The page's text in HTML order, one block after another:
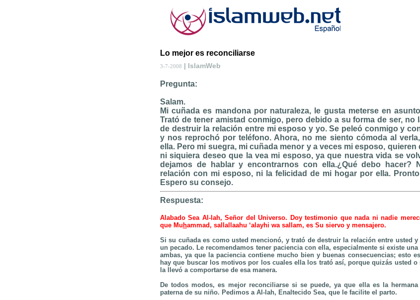
Lo mejor es reconciliarse
3-7-2008 | IslamWeb
Pregunta:
Salam.
Mi cuñada es mandona por naturaleza, le gusta meterse en
Trató de tener amistad conmigo, pero debido a su forma de ser, no
de destruir la relación entre mi esposo y yo. Se peleó conmigo y
y nos reprochó por teléfono. Ahora, no me siento cómoda al
ella. Pero mi suegra, mi cuñada menor y a veces mi esposo,
ni siquiera deseo que la vea mi esposo, ya que nuestra vida se
dejamos de hablar y encontrarnos con ella.¿Qué debo hacer?
relación con mi esposo, ni la felicidad de mi hogar por ella.
Espero su consejo.
Respuesta:
Alabado Sea Al-lah, Señor del Universo. Doy testimonio que nada ni nadie
que Mu hammad, sallallaahu ‘alayhi wa sallam, es Su siervo y mensajero.
Si su cuñada es como usted mencionó, y trató de destruir la relación entre usted
un pecado. Le recomendamos tener paciencia con ella, especialmente si existe
ambas, ya que la paciencia contiene mucho bien y buenas consecuencias; esto
hay que buscar los motivos por los cuales ella los trató así, porque quizás usted
la llevó a comportarse de esa manera.
De todos modos, es mejor reconciliarse si se puede, ya que ella es la
paterna de su niño. Pedimos a Al-lah, Enaltecido Sea, que le facilite el parto.